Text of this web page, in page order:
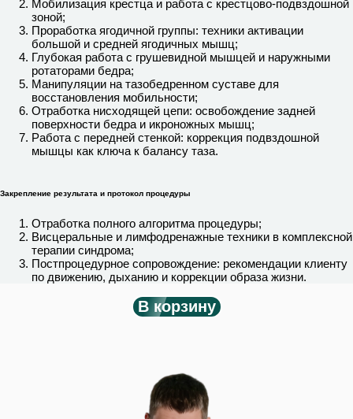
Мобилизация крестца и работа с крестцово-подвздошной
зоной;
Проработка ягодичной группы: техники активации
большой и средней ягодичных мышц;
Глубокая работа с грушевидной мышцей и наружными
ротаторами бедра;
Манипуляции на тазобедренном суставе для
восстановления мобильности;
Отработка нисходящей цепи: освобождение задней
поверхности бедра и икроножных мышц;
Работа с передней стенкой: коррекция подвздошной
мышцы как ключа к балансу таза.
Закрепление результата и протокол процедуры
Отработка полного алгоритма процедуры;
Висцеральные и лимфодренажные техники в комплексной
терапии синдрома;
Постпроцедурное сопровождение: рекомендации клиенту
по движению, дыханию и коррекции образа жизни.
В корзину